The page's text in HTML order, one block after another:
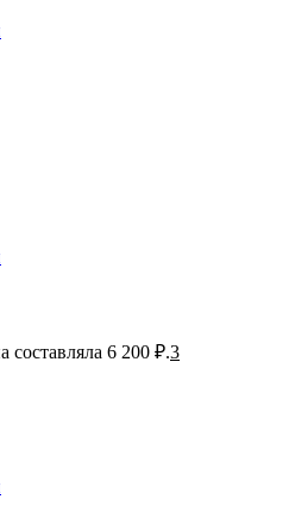
составляла 6 200 ₽.3